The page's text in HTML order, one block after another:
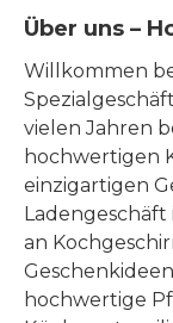
Über uns –
Willkommen
vielen Jahren
hochwertigen
einzigartigen
Ladengeschäft
an
hochwertige